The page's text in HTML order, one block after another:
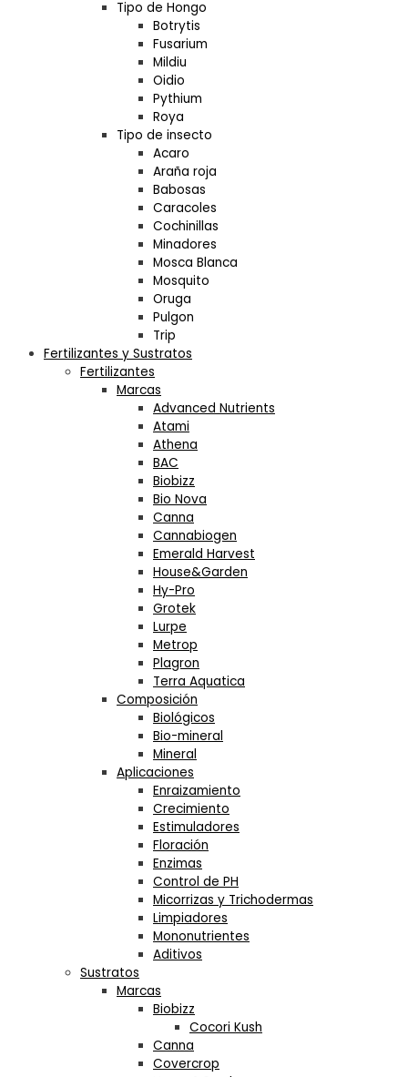
Tipo de Hongo
Botrytis
Fusarium
Mildiu
Oidio
Pythium
Roya
Tipo de insecto
Acaro
Araña roja
Babosas
Caracoles
Cochinillas
Minadores
Mosca Blanca
Mosquito
Oruga
Pulgon
Trip
Fertilizantes y Sustratos
Fertilizantes
Marcas
Advanced Nutrients
Atami
Athena
BAC
Biobizz
Bio Nova
Canna
Cannabiogen
Emerald Harvest
House&Garden
Hy-Pro
Grotek
Lurpe
Metrop
Plagron
Terra Aquatica
Composición
Biológicos
Bio-mineral
Mineral
Aplicaciones
Enraizamiento
Crecimiento
Estimuladores
Floración
Enzimas
Control de PH
Micorrizas y Trichodermas
Limpiadores
Mononutrientes
Aditivos
Sustratos
Marcas
Biobizz
Cocori Kush
Canna
Covercrop